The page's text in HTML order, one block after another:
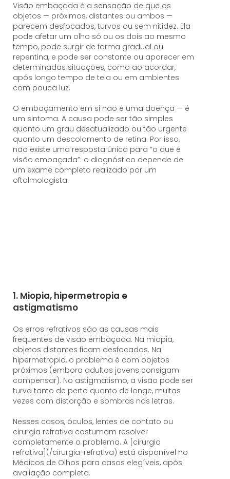
Visão embaçada é a sensação de que os
objetos — próximos, distantes ou ambos —
parecem desfocados, turvos ou sem nitidez. Ela
pode afetar um olho só ou os dois ao mesmo
tempo, pode surgir de forma gradual ou
repentina, e pode ser constante ou aparecer em
determinadas situações, como ao acordar,
após longo tempo de tela ou em ambientes
com pouca luz.
O embaçamento em si não é uma doença — é
um sintoma. A causa pode ser tão simples
quanto um grau desatualizado ou tão urgente
quanto um descolamento de retina. Por isso,
não existe uma resposta única para “o que é
visão embaçada”: o diagnóstico depende de
um exame completo realizado por um
oftalmologista.
1. Miopia, hipermetropia e
astigmatismo
Os erros refrativos são as causas mais
frequentes de visão embaçada. Na miopia,
objetos distantes ficam desfocados. Na
hipermetropia, o problema é com objetos
próximos (embora adultos jovens consigam
compensar). No astigmatismo, a visão pode ser
turva tanto de perto quanto de longe, muitas
vezes com distorção e sombras nas letras.
Nesses casos, óculos, lentes de contato ou
cirurgia refrativa costumam resolver
completamente o problema. A [cirurgia
refrativa](/cirurgia-refrativa) está disponível no
Médicos de Olhos para casos elegíveis, após
avaliação completa.